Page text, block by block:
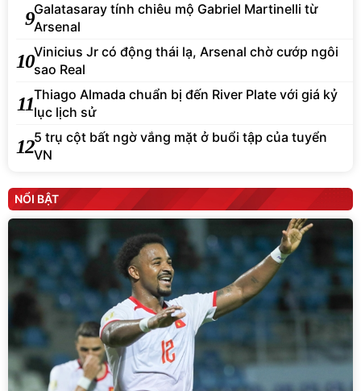
9Galatasaray tính chiêu mộ Gabriel Martinelli từ
Arsenal
10Vinicius Jr có động thái lạ, Arsenal chờ cướp ngôi
sao Real
11Thiago Almada chuẩn bị đến River Plate với giá kỷ
lục lịch sử
125 trụ cột bất ngờ vắng mặt ở buổi tập của tuyển
VN
NỔI BẬT